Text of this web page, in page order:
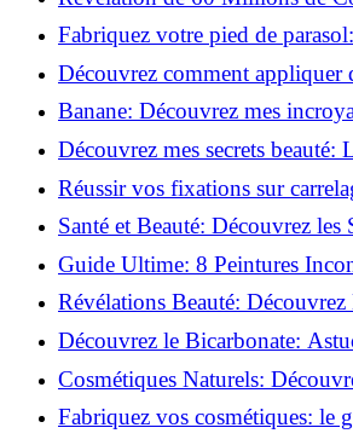
Découvrez le meilleur fond de
peau!
Fabriquez votre pied de
tutoriel facile !
Découvrez comment appliquer
Techniques pour un mur
Banane: Découvrez mes
beauté!
Découvrez mes secrets beauté:
vertus du curcuma!
Réussir vos fixations sur
astuces infaillibles !
Santé et Beauté: Découvrez les
Bien-être Optimal!
Guide Ultime: 8 Peintures
Bois Extérieurs!
Révélations Beauté: Découvrez
Thé Vert Matcha!
Découvrez le Bicarbonate:
pour Votre Quotidien!
Cosmétiques Naturels:
Beauté Éco-responsables!
Fabriquez vos cosmétiques: le